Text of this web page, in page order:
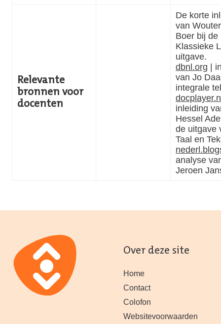
Relevante
bronnen voor
docenten
De korte
van
Boer bij de
Klassieke
uitgave.
dbnl.org |
van Jo
integrale
inleiding
Hessel
de uitgave
Taal en
analyse
Jeroen
Over deze site
Home
Contact
Colofon
Websitevoorwaarden